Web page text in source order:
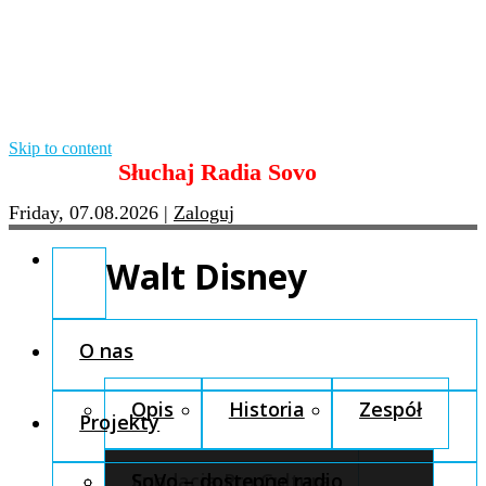
Skip to content
Słuchaj Radia Sovo
Friday, 07.08.2026 | Zaloguj
O nas
Opis Historia Zespół
Fundacja Pro Cultura
Projekty
SoVo – dostępne radio
Walt Disney